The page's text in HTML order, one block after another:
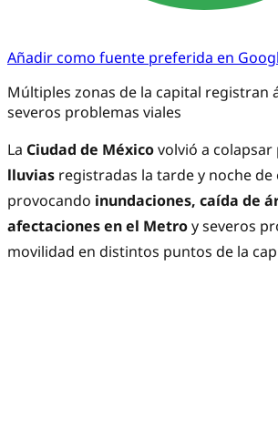
Añadir como fuente preferida en
Múltiples zonas de la capital registran
severos problemas viales
La Ciudad de Méxicovolvió a colapsar
lluvias registradas la tarde y noche de
provocando inundaciones, caída de
afectaciones en el Metroy severos
movilidad en distintos puntos de la